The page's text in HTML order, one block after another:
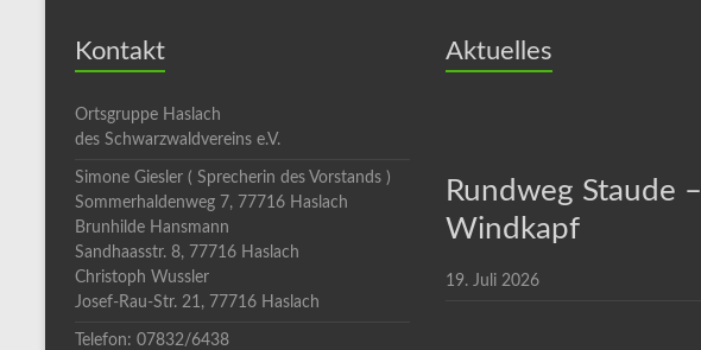
Kontakt
Ortsgruppe Haslach
des Schwarzwaldvereins e.V.
Simone Giesler ( Sprecherin des Vorstands )
Sommerhaldenweg 7, 77716 Haslach
Brunhilde Hansmann
Sandhaasstr. 8, 77716 Haslach
Christoph Wussler
Josef-Rau-Str. 21, 77716 Haslach
Telefon: 07832/6438
Aktuelles
Rundweg Staude –
Windkapf
19. Juli 2026